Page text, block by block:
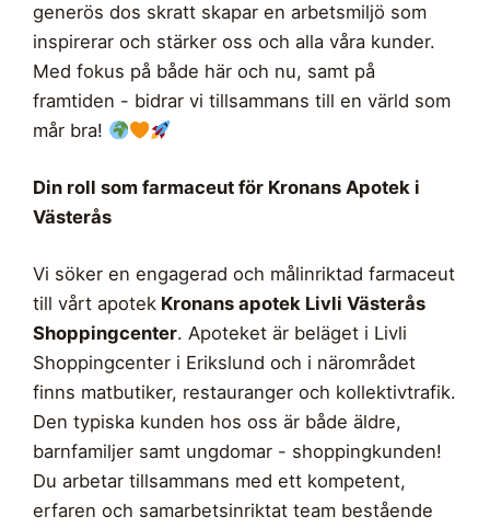
generös dos skratt skapar en arbetsmiljö som
inspirerar och stärker oss och alla våra kunder.
Med fokus på både här och nu, samt på
framtiden - bidrar vi tillsammans till en värld som
mår bra!
Din roll som farmaceut för Kronans Apotek i
Västerås
Vi söker en engagerad och målinriktad farmaceut
till vårt apotek Kronans apotek Livli Västerås
Shoppingcenter. Apoteket är beläget i Livli
Shoppingcenter i Erikslund och i närområdet
finns matbutiker, restauranger och kollektivtrafik.
Den typiska kunden hos oss är både äldre,
barnfamiljer samt ungdomar - shoppingkunden!
Du arbetar tillsammans med ett kompetent,
erfaren och samarbetsinriktat team bestående